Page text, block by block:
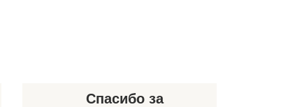
Спасибо за